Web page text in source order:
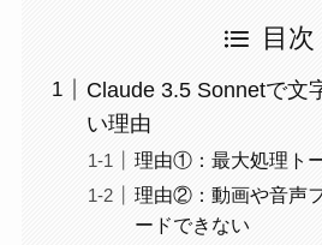
目次
Claude 3.5 Sonnetで文
い理由
理由①：最大処理ト
理由②：動画や音声
ードできない